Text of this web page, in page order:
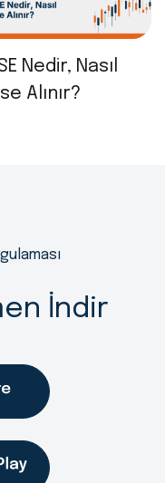
Nedir, Nasıl
Alınır?
İndir